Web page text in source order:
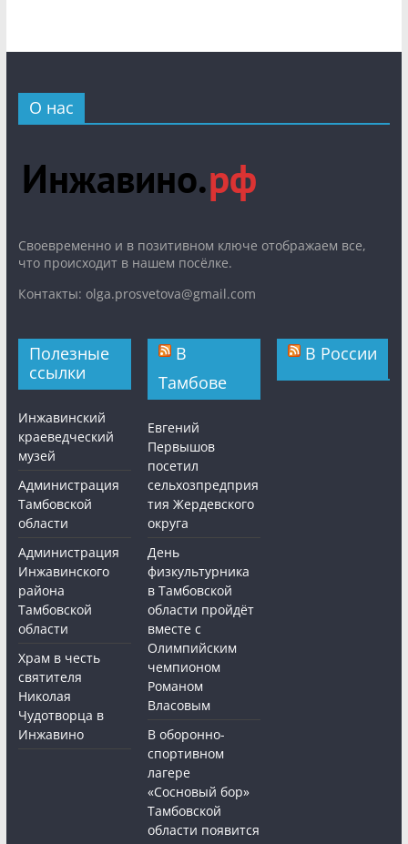
О нас
Cвоевременно и в позитивном ключе отображаем все,
что происходит в нашем посёлке.
Контакты: olga.prosvetova@gmail.com
Полезные
ссылки
Инжавинский
краеведческий
музей
Администрация
Тамбовской
области
Администрация
Инжавинского
района
Тамбовской
области
Храм в честь
святителя
Николая
Чудотворца в
Инжавино
В
Тамбове
Евгений
Первышов
посетил
сельхозпредприя
тия Жердевского
округа
День
физкультурника
в Тамбовской
области пройдёт
вместе с
Олимпийским
чемпионом
Романом
Власовым
В оборонно-
спортивном
лагере
«Сосновый бор»
Тамбовской
области появится
В России